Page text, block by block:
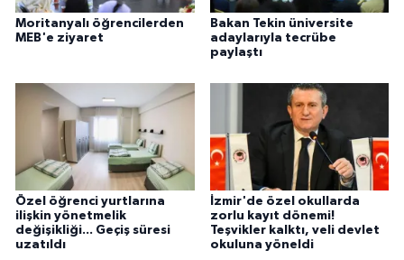
Moritanyalı öğrencilerden
MEB'e ziyaret
Bakan Tekin üniversite
adaylarıyla tecrübe
paylaştı
Özel öğrenci yurtlarına
ilişkin yönetmelik
değişikliği... Geçiş süresi
uzatıldı
İzmir'de özel okullarda
zorlu kayıt dönemi!
Teşvikler kalktı, veli devlet
okuluna yöneldi